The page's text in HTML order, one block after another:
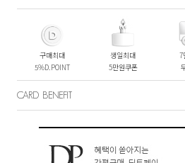
구매최대
5%D.POINT
생일최대
5만원쿠폰
7
CARD BENEFIT